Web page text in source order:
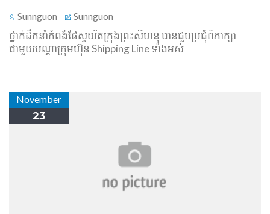
Sunnguon Sunnguon
ថ្នាក់ដឹកនាំ​កំពង់ផែ​ស្វយ័ត​ក្រុងព្រះសីហនុ បាន​ជួប​ប្រជុំ​ពិភាក្សា​
ជាមួយ​បណ្ដា​ក្រុមហ៊ុន Shipping Line ទាំងអស់
November
23